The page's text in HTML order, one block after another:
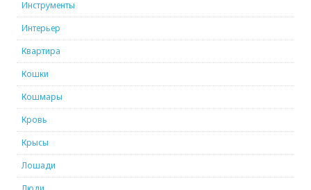
Инструменты
Интерьер
Квартира
Кошки
Кошмары
Кровь
Крысы
Лошади